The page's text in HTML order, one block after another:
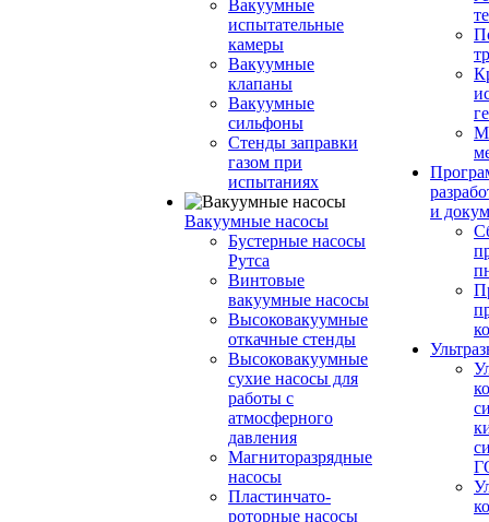
Вакуумные
испытательные
камеры
Вакуумные
клапаны
Вакуумные
сильфоны
Стенды заправки
газом при
испытаниях
Вакуумные насосы
Бустерные насосы
Рутса
Винтовые
вакуумные насосы
Высоковакуумные
откачные стенды
Высоковакуумные
сухие насосы для
работы с
атмосферного
давления
Магниторазрядные
насосы
Пластинчато-
роторные насосы
и